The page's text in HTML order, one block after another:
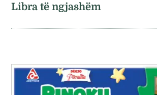
Libra të ngjashëm